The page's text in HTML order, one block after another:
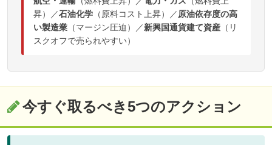
昇）／石油化学 （原料コスト上昇）／ 原油依存度の高
い製造業 （マージン圧迫）／新興国通貨建て資産 （リ
スクオフで売られやすい）
今すぐ取るべき5つのアクション